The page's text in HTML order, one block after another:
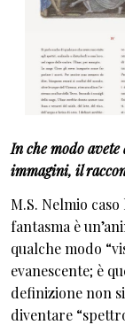
In che modo
immagini, il
M.S. Nelmio
fantasma è
qualche modo
evanescente; è
definizione non
diventare